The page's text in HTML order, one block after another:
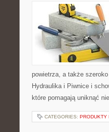
powietrza, a także
Hydraulika i Piwnice i
które pomagają uniknąć
CATEGORIES: PRODUKTY